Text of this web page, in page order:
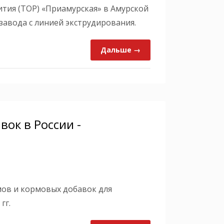
(ТОР) «Приамурская» в Амурской
с линией экструдирования.
Дальше →
в России -
и кормовых добавок для